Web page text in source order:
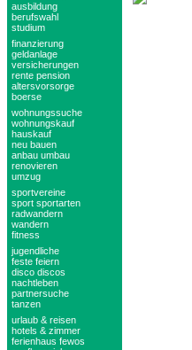
ausbildung
berufswahl
studium
finanzierung
geldanlage
versicherungen
rente pension
altersvorsorge
boerse
wohnungssuche
wohnungskauf
hauskauf
neu bauen
anbau umbau
renovieren
umzug
sportvereine
sport sportarten
radwandern
wandern
fitness
jugendliche
feste feiern
disco discos
nachtleben
partnersuche
tanzen
urlaub & reisen
hotels & zimmer
ferienhaus fewos